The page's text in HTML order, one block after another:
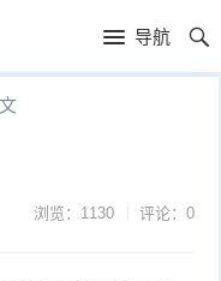
导航
浏览：1130 评论：0